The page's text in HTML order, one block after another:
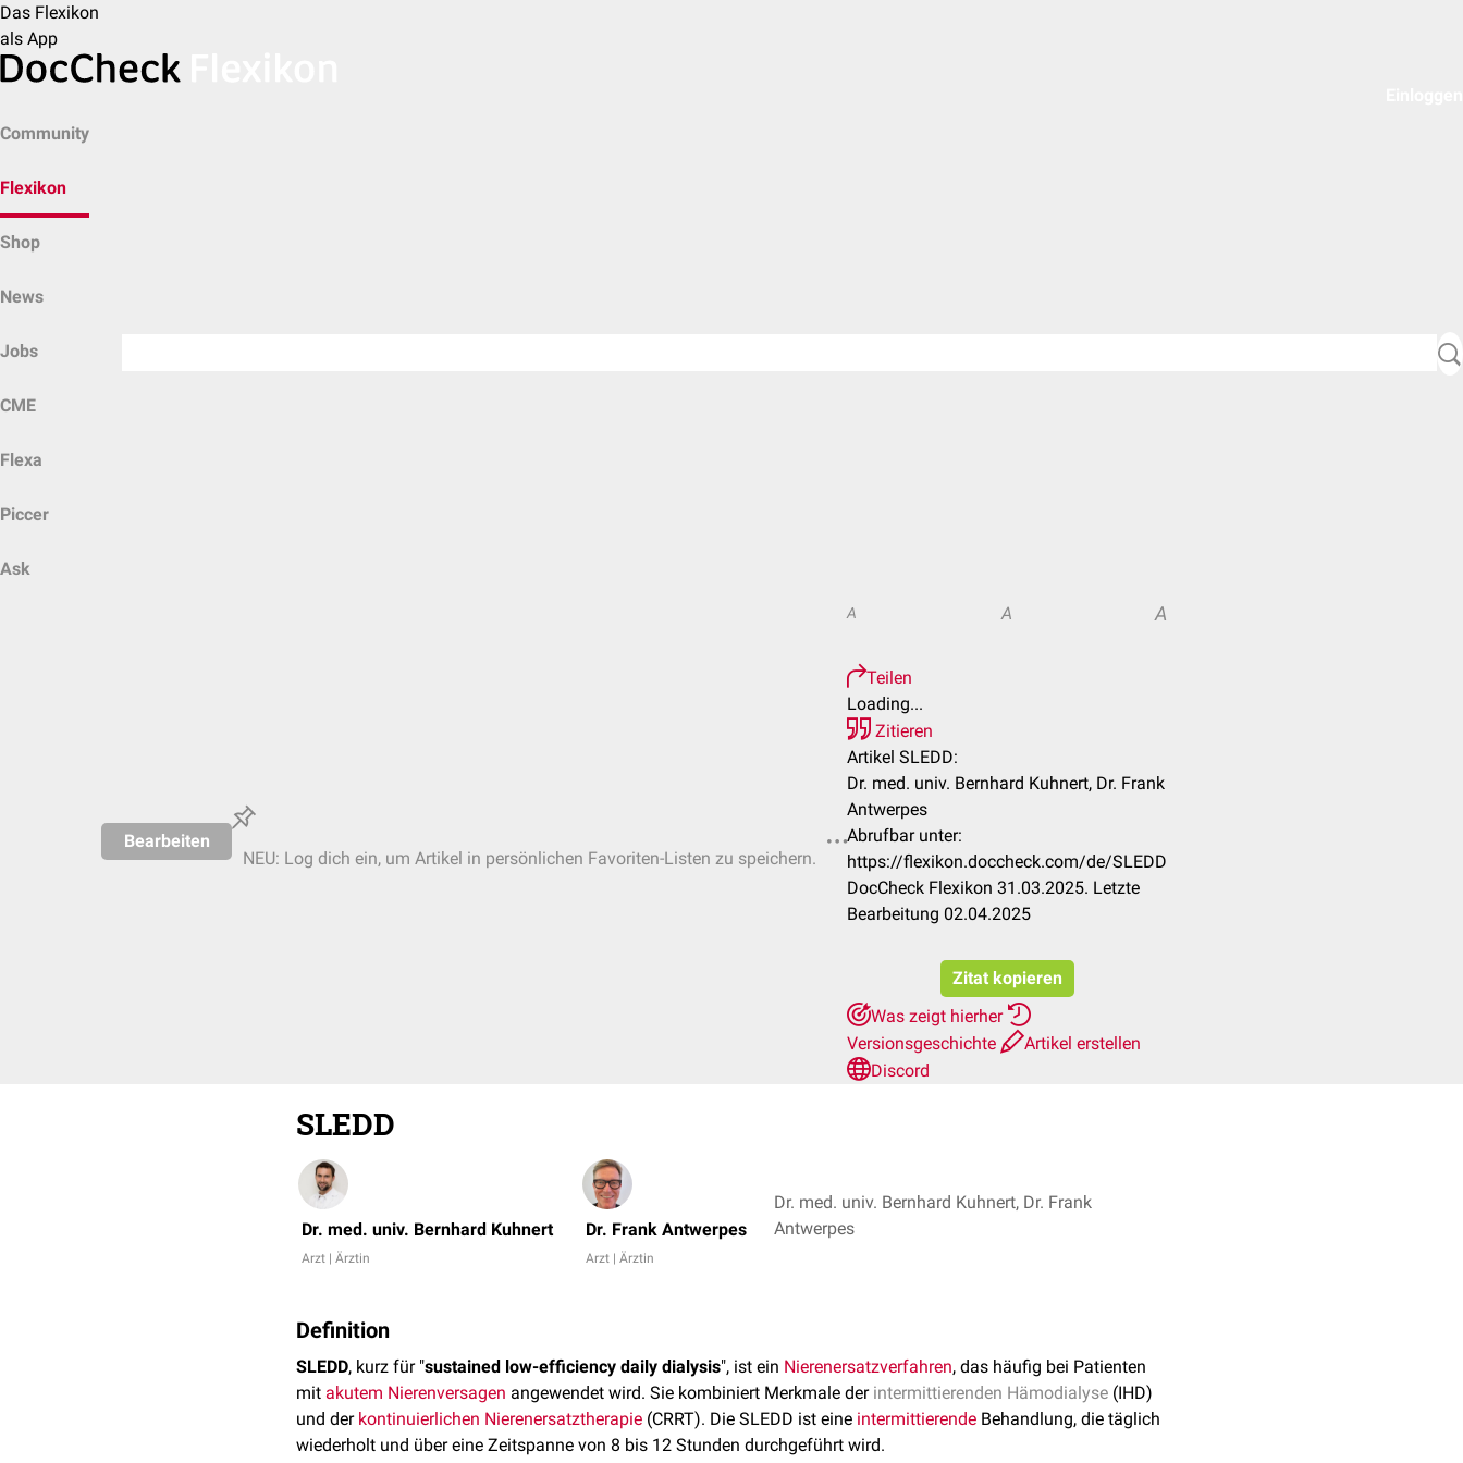
Das Flexikon
als App
Community
Flexikon
Shop
News
Jobs
CME
Flexa
Piccer
Ask
Bearbeiten
NEU: Log dich ein, um Artikel in persönlichen Favoriten-Listen zu speichern.
A A A
Teilen
Loading...
Zitieren
Artikel SLEDD:
Dr. med. univ. Bernhard Kuhnert, Dr. Frank
Antwerpes
Abrufbar unter:
https://flexikon.doccheck.com/de/SLEDD
DocCheck Flexikon 31.03.2025. Letzte
Bearbeitung 02.04.2025
Zitat kopieren
Was zeigt hierher
Versionsgeschichte
Artikel erstellen
Discord
SLEDD
Dr. med. univ. Bernhard Kuhnert
Arzt | Ärztin
Dr. Frank Antwerpes
Arzt | Ärztin
Dr. med. univ. Bernhard Kuhnert, Dr. Frank
Antwerpes
Definition
SLEDD, kurz für "sustained low-efficiency daily dialysis", ist ein Nierenersatzverfahren, das häufig bei Patienten
mit akutem Nierenversagen angewendet wird. Sie kombiniert Merkmale der intermittierenden Hämodialyse (IHD)
und der kontinuierlichen Nierenersatztherapie (CRRT). Die SLEDD ist eine intermittierende Behandlung, die täglich
wiederholt und über eine Zeitspanne von 8 bis 12 Stunden durchgeführt wird.